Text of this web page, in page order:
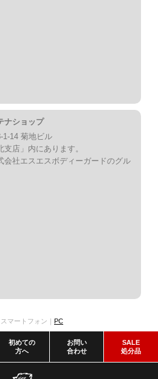
初めての
方へ
お問い
合わせ
SALE
処分品
ナショップ
1-14 菊地ビル
店」内にあります。
社エスエスボディーガードのグル
マートフォン｜ PC